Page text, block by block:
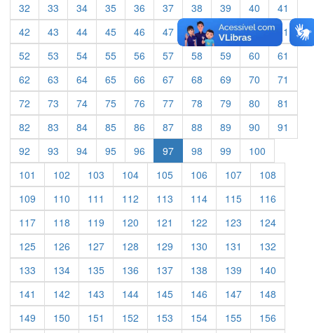
32
33 34 35 36 37 38 39 40
41
42
43 44 45 46 47 48 49 50
51
52
53 54 55 56 57 58 59 60
61
62
63 64 65 66 67 68 69 70
71
72
73 74 75 76 77 78 79 80
81
82
83 84 85 86 87 88 89 90
91
92
93 94 95 96 97 98 99
100
101
102 103 104 105 106 107
108
109
110 111 112 113 114 115
116
117
118 119 120 121 122 123
124
125
126 127 128 129 130 131
132
133
134 135 136 137 138 139
140
141
142 143 144 145 146 147
148
149
150 151 152 153 154 155
156